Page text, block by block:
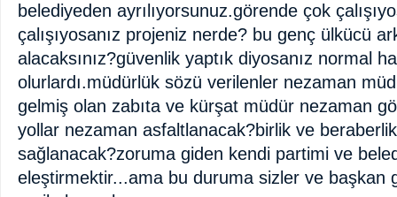
belediyeden ayrılıyorsunuz.görende çok
çalışıyosanız projeniz nerde? bu genç ülkücü
alacaksınız?güvenlik yaptık diyosanız normal
olurlardı.müdürlük sözü verilenler nezaman
gelmiş olan zabıta ve kürşat müdür nezaman
yollar nezaman asfaltlanacak?birlik ve
sağlanacak?zoruma giden kendi partimi ve
eleştirmektir...ama bu duruma sizler ve başkan